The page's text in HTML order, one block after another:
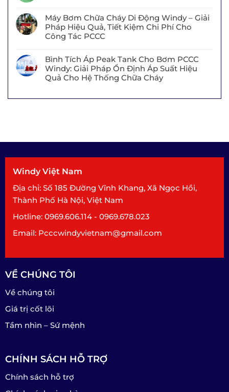
Máy Bơm Chữa Cháy Di Động Windy – Giải
Pháp Hiệu Quả, Tiết Kiệm Chi Phí Cho
Công Tác PCCC
Bình Tích Áp Peak Tank Cho Bơm PCCC
Windy: Giải Pháp Ổn Định Áp Suất Hiệu
Quả Cho Hệ Thống Chữa Cháy
Windy Việt Nam
Địa chỉ: Số 185 Đường Vĩnh Khang, Xã Ngọc Hồi,
Thành Phố Hà Nội, Việt Nam
Hotline: 0969.606.114 - 0969.678.023
Email: Pcccwindyvietnam@gmail.com
VỀ CHÚNG TÔI
Về chúng tôi
Giá trị cốt lõi
Tầm nhìn – Sứ mệnh
CHÍNH SÁCH HỖ TRỢ
Chính sách hỗ trợ